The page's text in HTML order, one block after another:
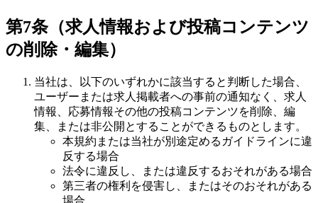
第7条（求人情報および投稿コンテンツ
の削除・編集）
当社は、以下のいずれかに該当すると判断した場合、
ユーザーまたは求人掲載者への事前の通知なく、求人
情報、応募情報その他の投稿コンテンツを削除、編
集、または非公開とすることができるものとします。
本規約または当社が別途定めるガイドラインに違
反する場合
法令に違反し、または違反するおそれがある場合
第三者の権利を侵害し、またはそのおそれがある
場合